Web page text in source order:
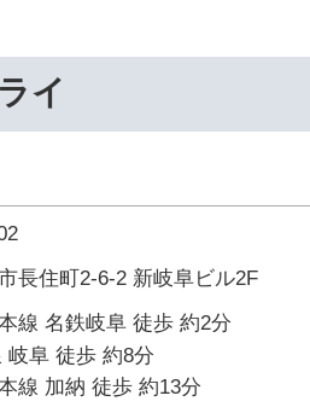
イ
長住町2-6-2 新岐阜ビル2F
線 名鉄岐阜 徒歩 約2分
岐阜 徒歩 約8分
線 加納 徒歩 約13分